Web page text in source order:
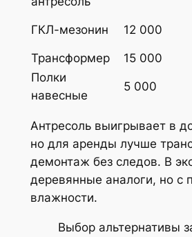
ГКЛ-мезонин 12 000
Трансформер 15 000
Полки
навесные
5 000
Антресоль выигрывает в
но для аренды лучше
демонтаж без следов. В
деревянные аналоги, но с
влажности.
Выбор альтернативы